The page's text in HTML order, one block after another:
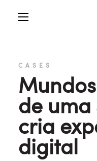
CASES
de
cria
digital